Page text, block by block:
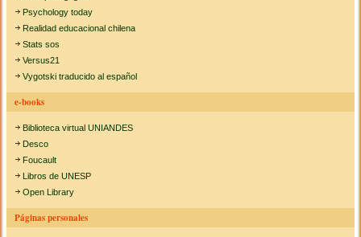
Psychology today
Realidad educacional chilena
Stats sos
Versus21
Vygotski traducido al español
e-books
Biblioteca virtual UNIANDES
Desco
Foucault
Libros de UNESP
Open Library
Páginas personales